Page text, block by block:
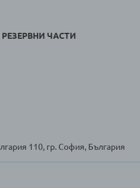
ЧАСТИ
110, гр. София, България